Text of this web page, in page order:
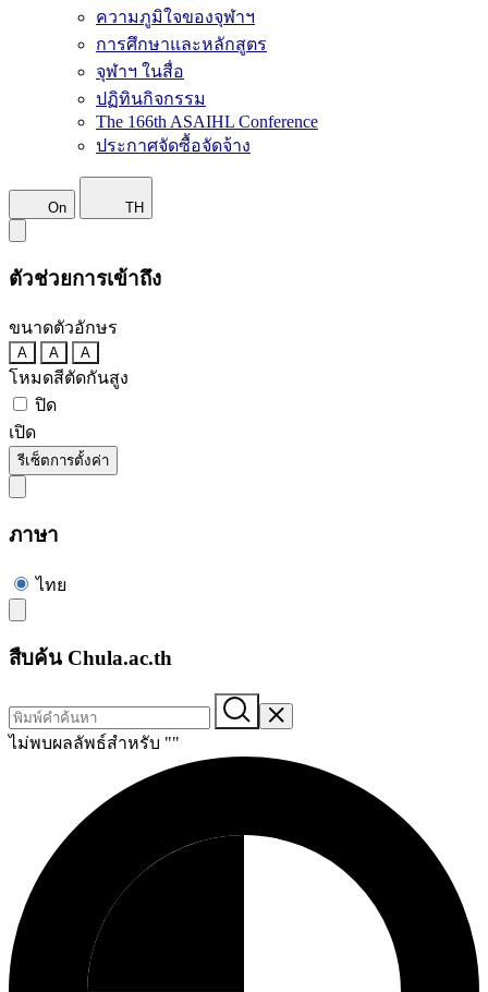
ความภูมิใจของจุฬาฯ
การศึกษาและหลักสูตร
จุฬาฯ ในสื่อ
ปฏิทินกิจกรรม
The 166th ASAIHL Conference
ประกาศจัดซื้อจัดจ้าง
On TH
ตัวช่วยการเข้าถึง
ขนาดตัวอักษร
A A A
โหมดสีตัดกันสูง
ปิด
เปิด
รีเซ็ตการตั้งค่า
ภาษา
ไทย
สืบค้น Chula.ac.th
ไม่พบผลลัพธ์สำหรับ ""